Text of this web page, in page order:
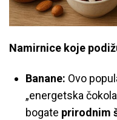
Namirnice koje
Banane: Ovo
„energetska
bogate prirodnim